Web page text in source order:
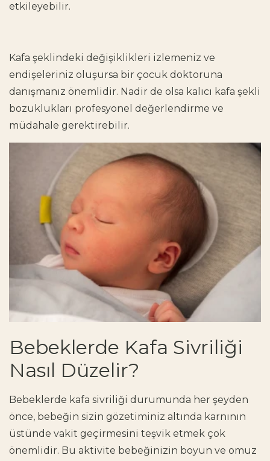
etkileyebilir.
Kafa şeklindeki değişiklikleri izlemeniz ve
endişeleriniz oluşursa bir çocuk doktoruna
danışmanız önemlidir. Nadir de olsa kalıcı kafa şekli
bozuklukları profesyonel değerlendirme ve
müdahale gerektirebilir.
Bebeklerde Kafa Sivriliği
Nasıl Düzelir?
Bebeklerde kafa sivriliği durumunda her şeyden
önce, bebeğin sizin gözetiminiz altında karnının
üstünde vakit geçirmesini teşvik etmek çok
önemlidir. Bu aktivite bebeğinizin boyun ve omuz